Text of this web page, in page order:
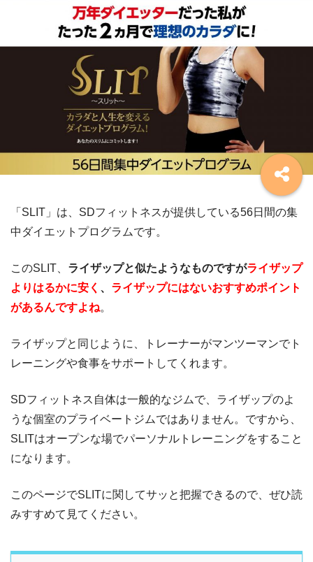
「SLIT」は、SDフィットネスが提供している56日間の集
中ダイエットプログラムです。
このSLIT、 ライザップと似たようなものですがライザップ
よりはるかに安く 、 ライザップにはないおすすめポイント
があるんですよね。
ライザップと同じように、トレーナーがマンツーマンでト
レーニングや食事をサポートしてくれます。
SDフィットネス自体は一般的なジムで、ライザップのよ
うな個室のプライベートジムではありません。ですから、
SLITはオープンな場でパーソナルトレーニングをすること
になります。
このページでSLITに関してサッと把握できるので、ぜひ読
みすすめて見てください。